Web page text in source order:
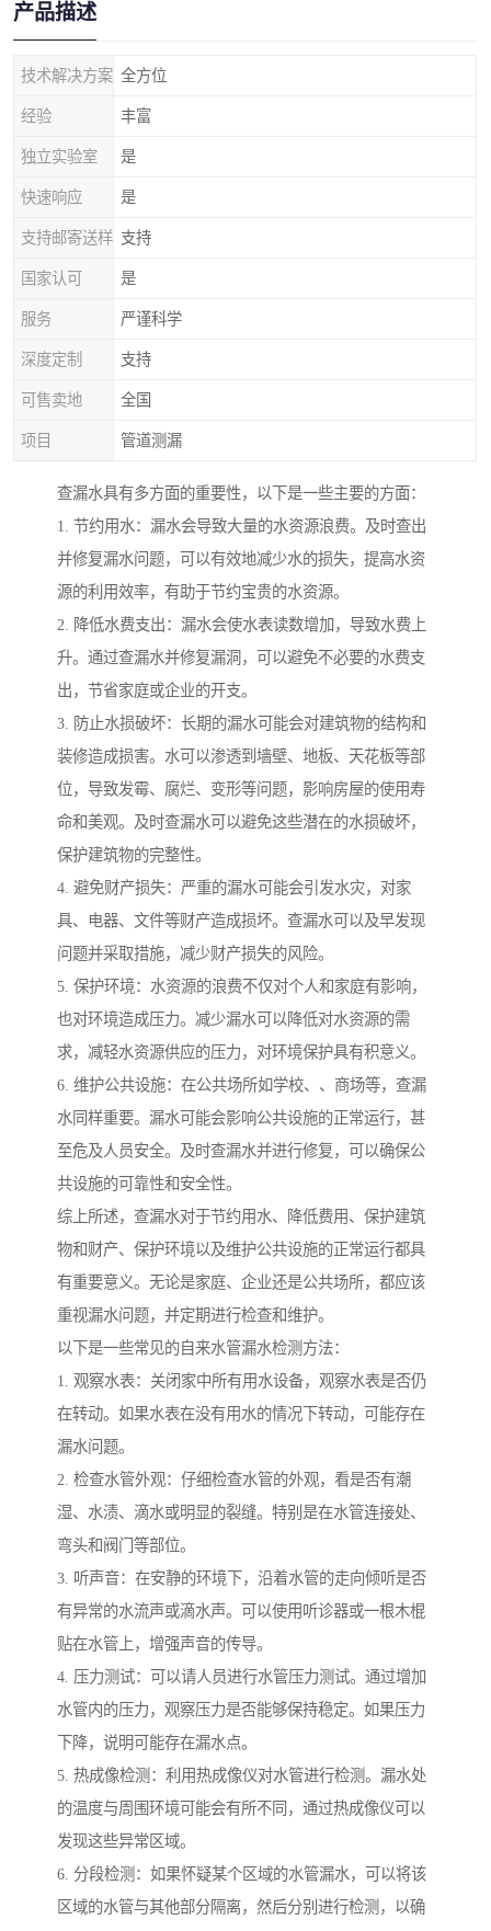
产品描述
技术解决方案 全方位
经验 丰富
独立实验室 是
快速响应 是
支持邮寄送样 支持
国家认可 是
服务 严谨科学
深度定制 支持
可售卖地 全国
项目 管道测漏
查漏水具有多方面的重要性，以下是一些主要的方面：
1. 节约用水：漏水会导致大量的水资源浪费。及时查出
并修复漏水问题，可以有效地减少水的损失，提高水资
源的利用效率，有助于节约宝贵的水资源。
2. 降低水费支出：漏水会使水表读数增加，导致水费上
升。通过查漏水并修复漏洞，可以避免不必要的水费支
出，节省家庭或企业的开支。
3. 防止水损破坏：长期的漏水可能会对建筑物的结构和
装修造成损害。水可以渗透到墙壁、地板、天花板等部
位，导致发霉、腐烂、变形等问题，影响房屋的使用寿
命和美观。及时查漏水可以避免这些潜在的水损破坏，
保护建筑物的完整性。
4. 避免财产损失：严重的漏水可能会引发水灾，对家
具、电器、文件等财产造成损坏。查漏水可以及早发现
问题并采取措施，减少财产损失的风险。
5. 保护环境：水资源的浪费不仅对个人和家庭有影响，
也对环境造成压力。减少漏水可以降低对水资源的需
求，减轻水资源供应的压力，对环境保护具有积意义。
6. 维护公共设施：在公共场所如学校、、商场等，查漏
水同样重要。漏水可能会影响公共设施的正常运行，甚
至危及人员安全。及时查漏水并进行修复，可以确保公
共设施的可靠性和安全性。
综上所述，查漏水对于节约用水、降低费用、保护建筑
物和财产、保护环境以及维护公共设施的正常运行都具
有重要意义。无论是家庭、企业还是公共场所，都应该
重视漏水问题，并定期进行检查和维护。
以下是一些常见的自来水管漏水检测方法：
1. 观察水表：关闭家中所有用水设备，观察水表是否仍
在转动。如果水表在没有用水的情况下转动，可能存在
漏水问题。
2. 检查水管外观：仔细检查水管的外观，看是否有潮
湿、水渍、滴水或明显的裂缝。特别是在水管连接处、
弯头和阀门等部位。
3. 听声音：在安静的环境下，沿着水管的走向倾听是否
有异常的水流声或滴水声。可以使用听诊器或一根木棍
贴在水管上，增强声音的传导。
4. 压力测试：可以请人员进行水管压力测试。通过增加
水管内的压力，观察压力是否能够保持稳定。如果压力
下降，说明可能存在漏水点。
5. 热成像检测：利用热成像仪对水管进行检测。漏水处
的温度与周围环境可能会有所不同，通过热成像仪可以
发现这些异常区域。
6. 分段检测：如果怀疑某个区域的水管漏水，可以将该
区域的水管与其他部分隔离，然后分别进行检测，以确